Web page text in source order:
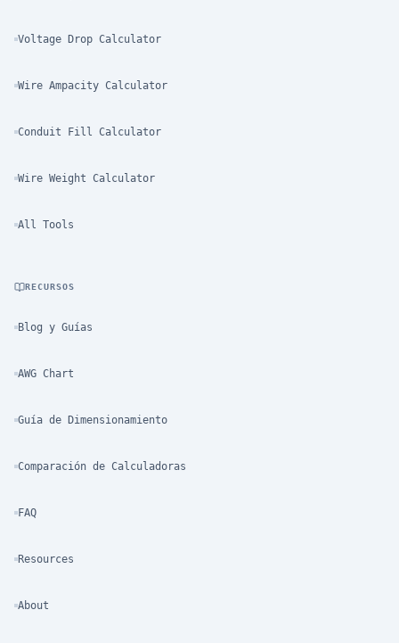
Voltage Drop Calculator
Wire Ampacity Calculator
Conduit Fill Calculator
Wire Weight Calculator
All Tools
RECURSOS
Blog y Guías
AWG Chart
Guía de Dimensionamiento
Comparación de Calculadoras
FAQ
Resources
About